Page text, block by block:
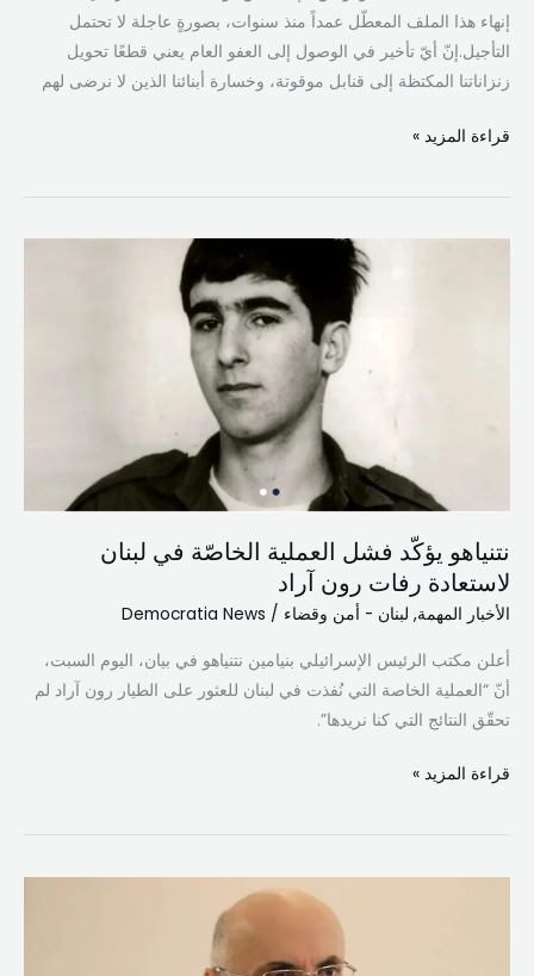
إنهاء هذا الملف المعطّل عمداً منذ سنوات، بصورةٍ عاجلة لا تحتمل
التأجيل.إنّ أيّ تأخير في الوصول إلى العفو العام يعني قطعًا تحويل
زنزاناتنا المكتظة إلى قنابل موقوتة، وخسارة أبنائنا الذين لا نرضى لهم
قراءة المزيد »
نتنياهو يؤكّد فشل العملية الخاصّة في لبنان
لاستعادة رفات رون آراد
الأخبار المهمة, لبنان - أمن وقضاء /
Democratia News
أعلن مكتب الرئيس الإسرائيلي بنيامين نتنياهو في بيان، اليوم السبت،
أنّ “العملية الخاصة التي نُفذت في لبنان للعثور على الطيار رون آراد لم
تحقّق النتائج التي كنا نريدها”.
آراد
قراءة المزيد »